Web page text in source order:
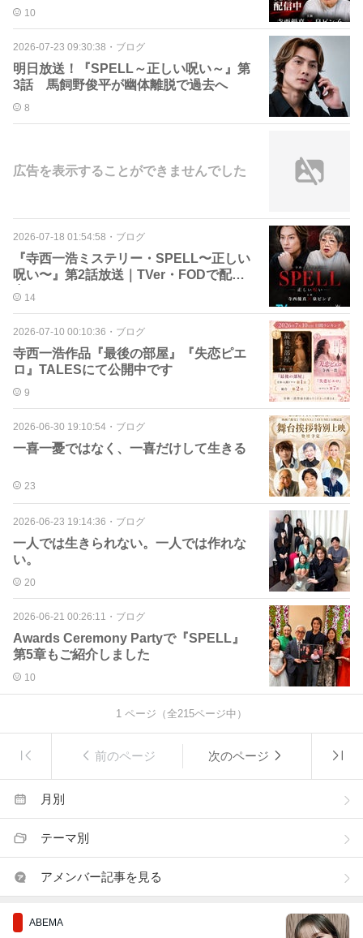
10
2026-07-23 09:30:38 ・ ブログ
明日放送！『SPELL～正しい呪い～』第
3話 馬飼野俊平が幽体離脱で過去へ
8
広告を表示することができませんでした
2026-07-18 01:54:58 ・ ブログ
『寺西一浩ミステリー・SPELL〜正しい
呪い〜』第2話放送｜TVer・FODで配信
中 14
2026-07-10 00:10:36 ・ ブログ
寺西一浩作品『最後の部屋』『失恋ピエ
ロ』TALESにて公開中です
9
2026-06-30 19:10:54 ・ ブログ
一喜一憂ではなく、一喜だけして生きる
23
2026-06-23 19:14:36 ・ ブログ
一人では生きられない。一人では作れな
い。
20
2026-06-21 00:26:11 ・ ブログ
Awards Ceremony Partyで『SPELL』
第5章もご紹介しました
10
1 ページ（全215ページ中）
前のページ 次のページ
月別
テーマ別
アメンバー記事を見る
ABEMA